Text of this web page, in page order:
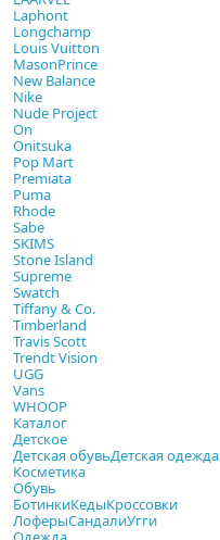
Laphont
Longchamp
Louis Vuitton
MasonPrince
New Balance
Nike
Nude Project
On
Onitsuka
Pop Mart
Premiata
Puma
Rhode
Sabe
SKIMS
Stone Island
Supreme
Swatch
Tiffany & Co.
Timberland
Travis Scott
Trendt Vision
UGG
Vans
WHOOP
Каталог
Детское
Детская обувьДетская одежда
Косметика
Обувь
БотинкиКедыКроссовки
ЛоферыСандалиУгги